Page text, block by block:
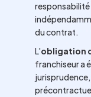
du contrat.
L'obligation
franchiseur a